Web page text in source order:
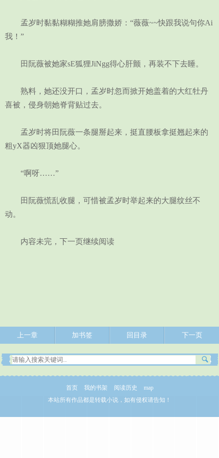
孟岁时黏黏糊糊推她肩膀撒娇：“薇薇~~快跟我说句你Ai
我！”
田阮薇被她家sE狐狸JiNgg得心肝颤，再装不下去睡。
熟料，她还没开口，孟岁时忽而掀开她盖着的大红牡丹
喜被，侵身朝她脊背贴过去。
孟岁时将田阮薇一条腿掰起来，挺直腰板拿挺翘起来的
粗yX器凶狠顶她腿心。
“啊呀……”
田阮薇慌乱收腿，可惜被孟岁时举起来的大腿纹丝不
动。
内容未完，下一页继续阅读
上一章 加书签 回目录 下一页
首页 我的书架 阅读历史
map
本站所有作品都是转载小说，如有侵权请告知！